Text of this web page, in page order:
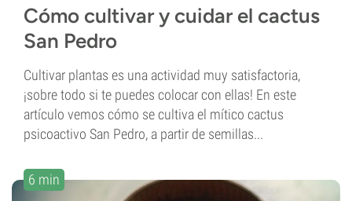
Cómo cultivar y cuidar el cactus
San Pedro
Cultivar plantas es una actividad muy satisfactoria,
¡sobre todo si te puedes colocar con ellas! En este
artículo vemos cómo se cultiva el mítico cactus
psicoactivo San Pedro, a partir de semillas...
6 min